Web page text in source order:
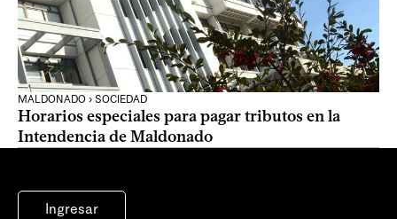
MALDONADO › SOCIEDAD
Horarios especiales para pagar tributos en la
Intendencia de Maldonado
Ingresar